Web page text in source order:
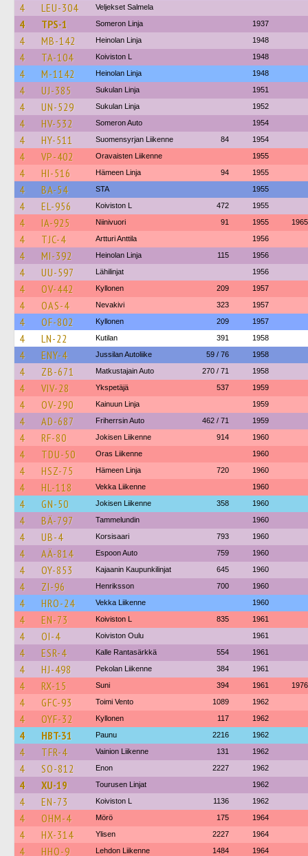
4 LEU-304 Veljekset Salmela
4 TPS-1 Someron Linja 1937
4 MB-142 Heinolan Linja 1948
4 TA-104 Koiviston L 1948
4 M-1142 Heinolan Linja 1948
4 UJ-385 Sukulan Linja 1951
4 UN-529 Sukulan Linja 1952
4 HV-532 Someron Auto 1954
4 HY-511 Suomensyrjan Liikenne 84 1954
4 VP-402 Oravaisten Liikenne 1955
4 HI-516 Hämeen Linja 94 1955
4 BA-54 STA 1955
4 EL-956 Koiviston L 472 1955
4 IA-925 Niinivuori 91 1955 1965
4 TJC-4 Artturi Anttila 1956
4 MI-392 Heinolan Linja 115 1956
4 UU-597 Lähilinjat 1956
4 OV-442 Kyllonen 209 1957
4 OAS-4 Nevakivi 323 1957
4 OF-802 Kyllonen 209 1957
4 LN-22 Kutilan 391 1958
4 ENY-4 Jussilan Autoliike 59 / 76 1958
4 ZB-671 Matkustajain Auto 270 / 71 1958
4 VIV-28 Ykspetäjä 537 1959
4 OV-290 Kainuun Linja 1959
4 AD-687 Friherrsin Auto 462 / 71 1959
4 RF-80 Jokisen Liikenne 914 1960
4 TDU-50 Oras Liikenne 1960
4 HSZ-75 Hämeen Linja 720 1960
4 HL-118 Vekka Liikenne 1960
4 GN-50 Jokisen Liikenne 358 1960
4 BÄ-797 Tammelundin 1960
4 UB-4 Korsisaari 793 1960
4 AÄ-814 Espoon Auto 759 1960
4 OY-853 Kajaanin Kaupunkilinjat 645 1960
4 ZI-96 Henriksson 700 1960
4 HRO-24 Vekka Liikenne 1960
4 EN-73 Koiviston L 835 1961
4 OI-4 Koiviston Oulu 1961
4 ESR-4 Kalle Rantasärkkä 554 1961
4 HJ-498 Pekolan Liikenne 384 1961
4 RX-15 Suni 394 1961 1976
4 GFC-93 Toimi Vento 1089 1962
4 OYF-32 Kyllonen 117 1962
4 HBT-31 Paunu 2216 1962
4 TFR-4 Vainion Liikenne 131 1962
4 SO-812 Enon 2227 1962
4 XU-19 Tourusen Linjat 1962
4 EN-73 Koiviston L 1136 1962
4 OHM-4 Mörö 175 1964
4 HX-314 Ylisen 2227 1964
4 HHO-9 Lehdon Liikenne 1484 1964